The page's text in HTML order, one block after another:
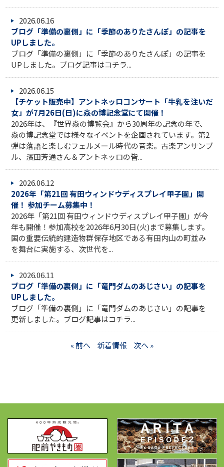
2026.06.16
ブログ「準備の裏側」に「季節のありたさんぽ」の記事を
UPしました。
ブログ「準備の裏側」に「季節のありたさんぽ」の記事を
UPしました。ブログ記事はコチラ...
2026.06.15
【チケット販売中】アントネッロコンサート「牛乳を注いだ
女」が7月26日(日)に焱の博記念堂にて開催！
2026年は、『世界焱の博覧会』から30周年の記念の年で、
焱の博記念堂では様々なイベントを企画されています。第2
弾は落語と楽しむフェルメール時代の音楽。古楽アンサンブ
ル、濱田芳通さん＆アントネッロの皆...
2026.06.12
2026年「第21回 有田ウィンドウディスプレイ甲子園」開
催！ 参加チーム募集中！
2026年「第21回 有田ウィンドウディスプレイ甲子園」が今
年も開催！参加高校を2026年6月30日(火)まで募集します。
国の重要伝統的建造物群保存地区である有田内山の町並み
を舞台に実施する、次世代を...
2026.06.11
ブログ「準備の裏側」に「竜門ダムのあじさい」の記事を
UPしました。
ブログ「準備の裏側」に「竜門ダムのあじさい」の記事を
更新しました。ブログ記事はコチラ...
« 前へ 新着情報 次へ »